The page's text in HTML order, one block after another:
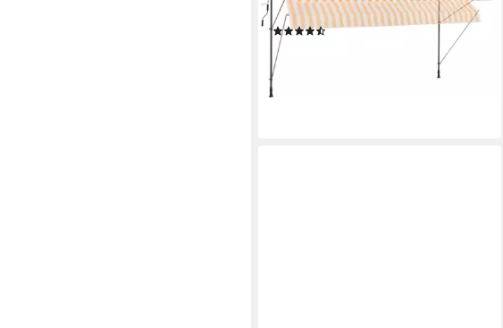
Breite/Ausfall: 250/150 cm
(513)
83,99 €
lieferbar - in 4-5 Werktagen bei dir